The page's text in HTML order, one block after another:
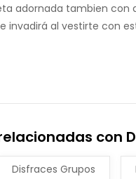
adornada tambien con
invadirá al vestirte con
con
Disfraces Grupos